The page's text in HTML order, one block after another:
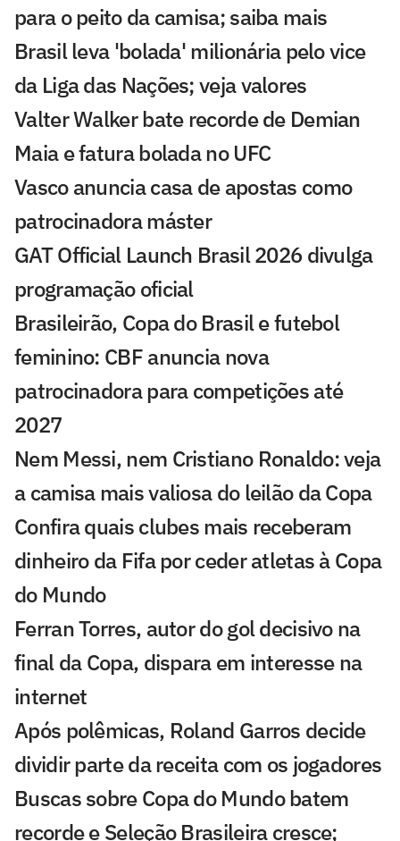
para o peito da camisa; saiba mais
Brasil leva 'bolada' milionária pelo vice
da Liga das Nações; veja valores
Valter Walker bate recorde de Demian
Maia e fatura bolada no UFC
Vasco anuncia casa de apostas como
patrocinadora máster
GAT Official Launch Brasil 2026 divulga
programação oficial
Brasileirão, Copa do Brasil e futebol
feminino: CBF anuncia nova
patrocinadora para competições até
2027
Nem Messi, nem Cristiano Ronaldo: veja
a camisa mais valiosa do leilão da Copa
Confira quais clubes mais receberam
dinheiro da Fifa por ceder atletas à Copa
do Mundo
Ferran Torres, autor do gol decisivo na
final da Copa, dispara em interesse na
internet
Após polêmicas, Roland Garros decide
dividir parte da receita com os jogadores
Buscas sobre Copa do Mundo batem
recorde e Seleção Brasileira cresce;